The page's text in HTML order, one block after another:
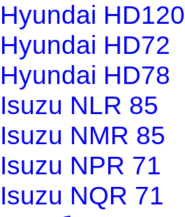
Hyundai HD120
Hyundai HD72
Hyundai HD78
Isuzu NLR 85
Isuzu NMR 85
Isuzu NPR 71
Isuzu NQR 71